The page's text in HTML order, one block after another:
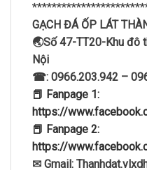
GẠCH ĐÁ ỐP LÁT
🌏Số 47-TT20-Khu đô
Nội
☎: 0966.203.942 –
📕 Fanpage 1:
https://
📕 Fanpage 2:
https://
✉ Gmail: